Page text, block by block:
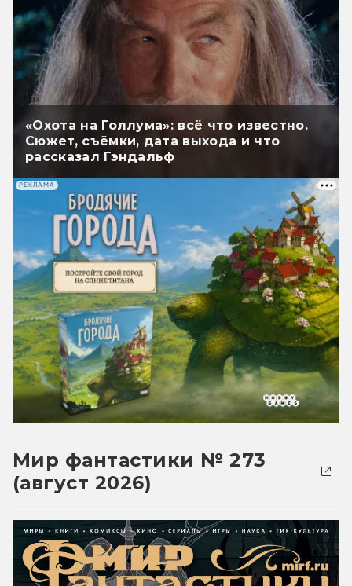
«Охота на Голлума»: всё что известно.
Сюжет, съёмки, дата выхода и что
рассказал Гэндальф
РЕКЛАМА
Мир фантастики № 273
(август 2026)